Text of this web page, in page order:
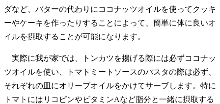
ダなど、バターの代わりにココナッツオイルを使ってクッキ
ーやケーキを作ったりすることによって、簡単に体に良いオ
イルを摂取することが可能になります。
実際に我が家では、トンカツを揚げる際には必ずココナッ
ツオイルを使い、トマトミートソースのパスタの際は必ず、
それぞれの皿にオリーブオイルをかけてサーブします。特に
トマトにはリコピンやビタミンAなど脂分と一緒に摂取する